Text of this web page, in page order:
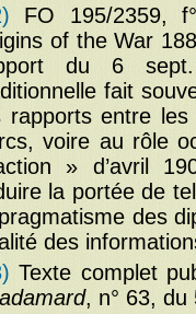
FO 195/2359,
of the War
du 6 sept.
fait
rapports entre
voire au rôle
» d’avril
la portée de
des
des
Texte complet
, n° 63, du